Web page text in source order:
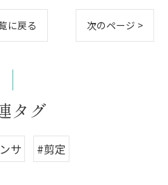
に戻る 次のページ >
タグ
サ #剪定